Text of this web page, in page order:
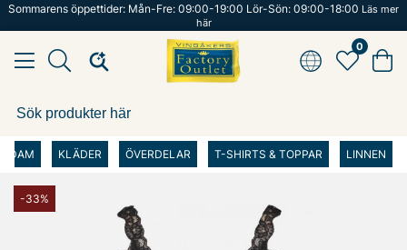
Sommarens öppettider: Mån-Fre: 09:00-19:00 Lör-Sön: 09:00-18:00 Läs mer
här
0
DAM KLÄDER ÖVERDELAR T-SHIRTS & TOPPAR LINNEN
-33%